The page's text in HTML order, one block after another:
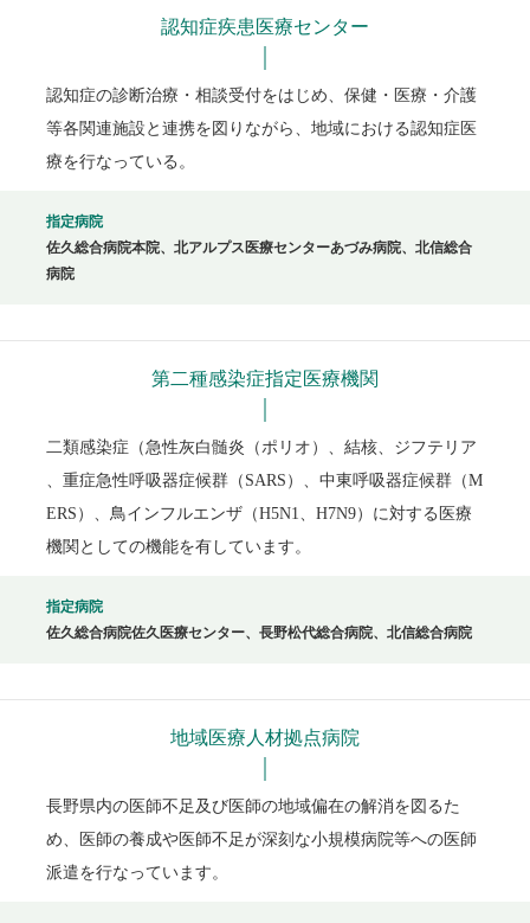
認知症疾患医療センター
認知症の診断治療・相談受付をはじめ、保健・医療・介護
等各関連施設と連携を図りながら、地域における認知症医
療を行なっている。
指定病院
佐久総合病院本院、北アルプス医療センターあづみ病院、北信総合
病院
第二種感染症指定医療機関
二類感染症（急性灰白髄炎（ポリオ）、結核、ジフテリア
、重症急性呼吸器症候群（SARS）、中東呼吸器症候群（M
ERS）、鳥インフルエンザ（H5N1、H7N9）に対する医療
機関としての機能を有しています。
指定病院
佐久総合病院佐久医療センター、長野松代総合病院、北信総合病院
地域医療人材拠点病院
長野県内の医師不足及び医師の地域偏在の解消を図るた
め、医師の養成や医師不足が深刻な小規模病院等への医師
派遣を行なっています。